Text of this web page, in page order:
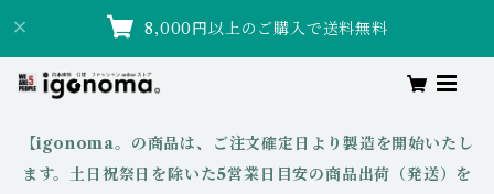
8,000円以上のご購入で送料無料
【igonoma。の商品は、ご注文確定日より製造を開始いたし
ます。土日祝祭日を除いた5営業日目安の商品出荷（発送）を